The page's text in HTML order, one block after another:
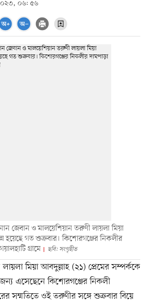
০৬: ৫৬
জেবান ও মালয়েশিয়ান তরুণী লায়লা মিয়া
হয়েছে গত শুক্রবার। কিশোরগঞ্জের নিকলীর
গ্রামে
ছবি: সংগৃহীত
মিয়া আবদুল্লাহ (২১) প্রেমের সম্পর্ককে
জন্য এসেছেনে কিশোরগঞ্জের নিকলী
সম্মতিতে ওই তরুণীর সঙ্গে শুক্রবার বিয়ে